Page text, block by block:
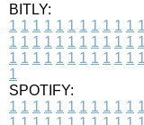
BITLY:
1 1 1 1 1 1 1 1 1 1 1 1
1 1 1 1 1 1 1 1 1 1 1 1
1 1 1 1 1 1 1 1 1 1 1 1
1
SPOTIFY:
1 1 1 1 1 1 1 1 1 1 1 1